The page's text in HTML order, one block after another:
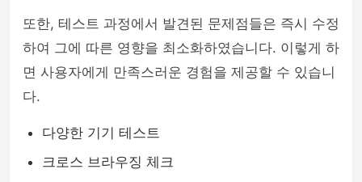
또한, 테스트 과정에서 발견된 문제점들은 즉시 수정
하여 그에 따른 영향을 최소화하였습니다. 이렇게 하
면 사용자에게 만족스러운 경험을 제공할 수 있습니
다.
다양한 기기 테스트
크로스 브라우징 체크